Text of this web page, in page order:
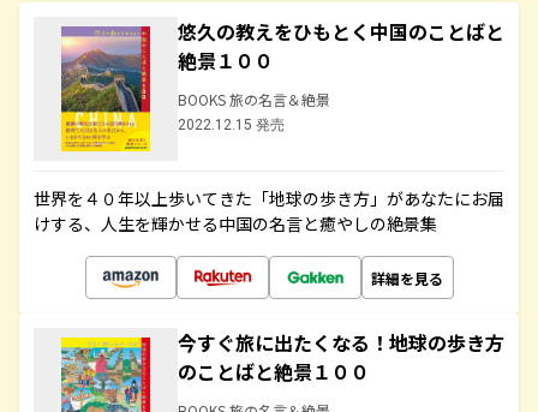
悠久の教えをひもとく中国のことばと
絶景１００
BOOKS 旅の名言＆絶景
2022.12.15 発売
世界を４０年以上歩いてきた「地球の歩き方」があなたにお届
けする、人生を輝かせる中国の名言と癒やしの絶景集
詳細を見る
今すぐ旅に出たくなる！地球の歩き方
のことばと絶景１００